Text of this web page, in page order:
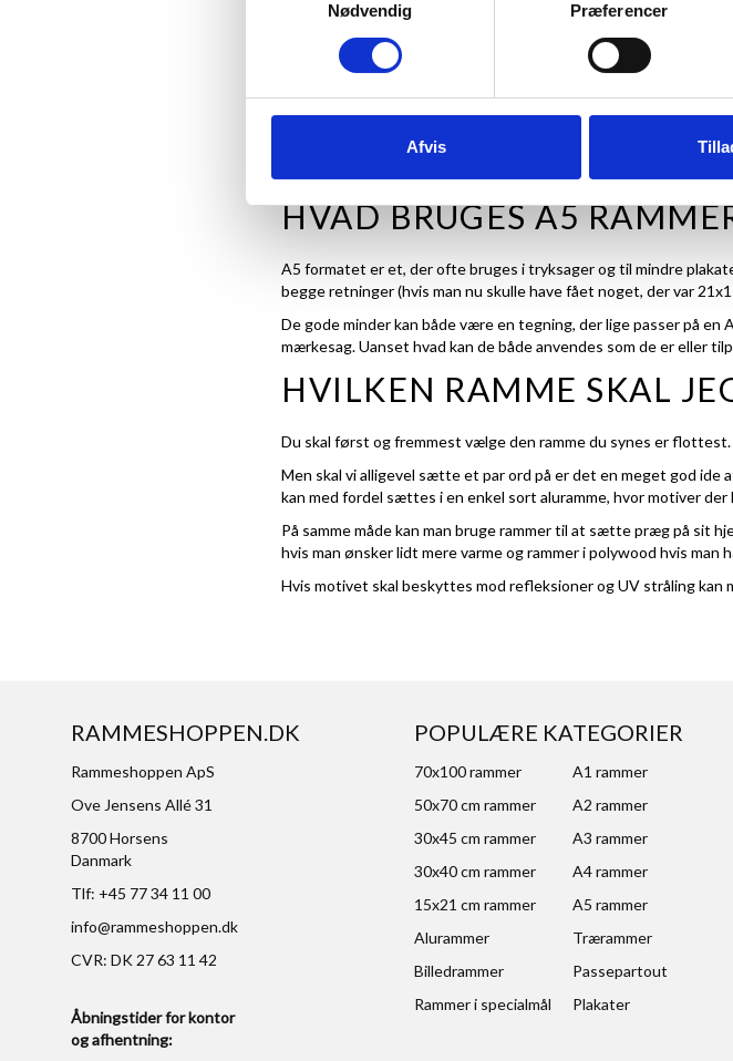
Nødvendig
Præferencer
Afvis
OM A5 RAMMER TIL
A5 målet er i lavet som en del af ISO målene for A-mål. A5 er det
HVAD BRUGES A5
A5 formatet er et, der ofte bruges i tryksager og til mindre
begge retninger (hvis man nu skulle have fået noget, der var
De gode minder kan både være en tegning, der lige passer på
mærkesag. Uanset hvad kan de både anvendes som de er eller
HVILKEN RAMME SKAL
Du skal først og fremmest vælge den ramme du synes er flottest.
Men skal vi alligevel sætte et par ord på er det en meget god ide
kan med fordel sættes i en enkel sort aluramme, hvor motiver
På samme måde kan man bruge rammer til at sætte præg på sit
hvis man ønsker lidt mere varme og rammer i polywood hvis man
Hvis motivet skal beskyttes mod refleksioner og UV stråling kan
RAMMESHOPPEN.DK
Rammeshoppen ApS
Ove Jensens Allé 31
8700 Horsens
Danmark
Tlf: +45 77 34 11 00
info@rammeshoppen.dk
CVR: DK 27 63 11 42
Åbningstider for kontor
og afhentning:
POPULÆRE KATEGORIER
70x100 rammer
A1 rammer
50x70 cm rammer
A2 rammer
30x45 cm rammer
A3 rammer
30x40 cm rammer
A4 rammer
15x21 cm rammer
A5 rammer
Alurammer
Trærammer
Billedrammer
Passepartout
Rammer i specialmål
Plakater